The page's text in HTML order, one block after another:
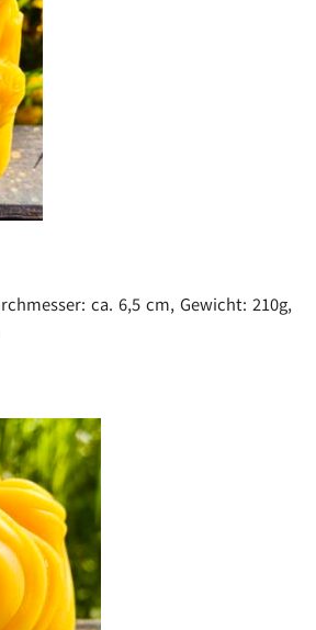
ca. 6,5 cm, Gewicht: 210g,